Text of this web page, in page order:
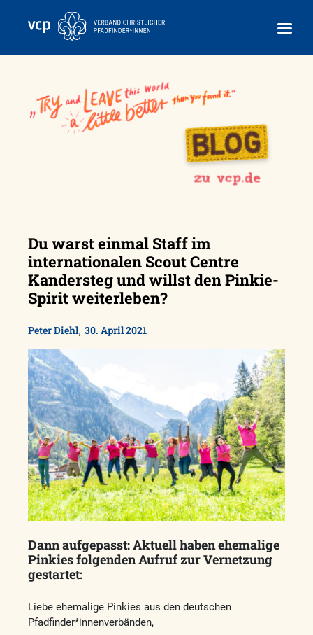
Du warst einmal Staff im
internationalen Scout Centre
Kandersteg und willst den Pinkie-
Spirit weiterleben?
Peter Diehl, 30. April 2021
Dann aufgepasst: Aktuell haben ehemalige
Pinkies folgenden Aufruf zur Vernetzung
gestartet:
Liebe ehemalige Pinkies aus den deutschen
Pfadfinder*innenverbänden,